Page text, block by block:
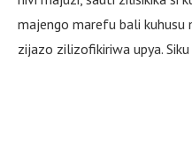
majengo marefu bali kuhusu
zijazo zilizofikiriwa upya.